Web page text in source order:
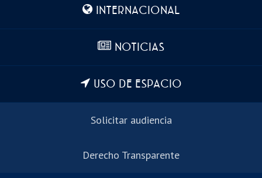
INTERNACIONAL
NOTICIAS
USO DE ESPACIO
Solicitar audiencia
Derecho Transparente